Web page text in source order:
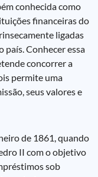
conhecida como
financeiras do
ligadas
Conhecer essa
concorrer a
permite uma
seus valores e
de 1861, quando
II com o objetivo
sob